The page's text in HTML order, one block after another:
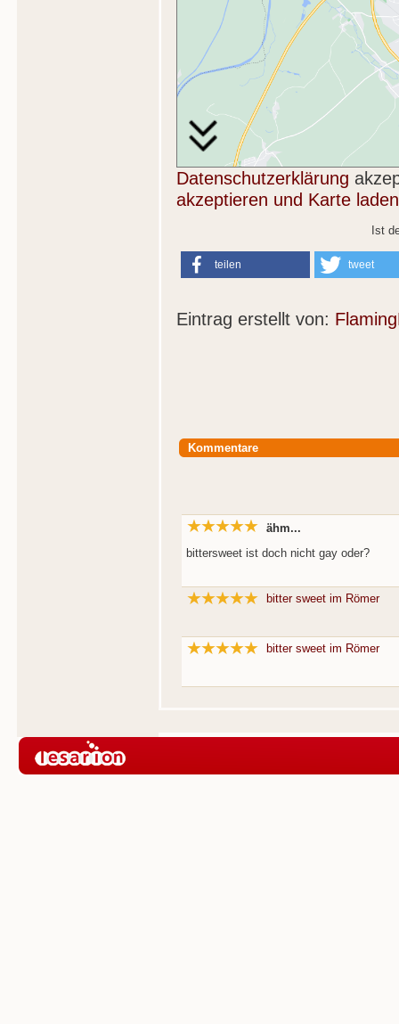
Datenschutzerklärung
akzeptieren und Karte laden
Ist
teilen tweet
Eintrag erstellt von:
Kommentare
ähm...
bittersweet ist doch nicht gay oder?
bitter sweet im Römer
bitter sweet im Römer